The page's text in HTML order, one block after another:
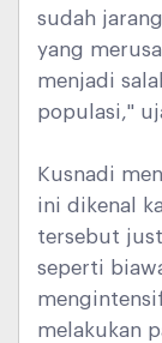
sudah
yang
menjadi
populasi,"
Kusnadi
ini dikenal
tersebut
seperti
melakukan